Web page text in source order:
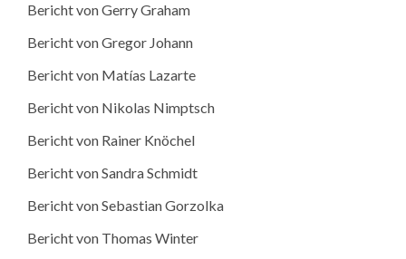
Bericht von Gerry Graham
Bericht von Gregor Johann
Bericht von Matías Lazarte
Bericht von Nikolas Nimptsch
Bericht von Rainer Knöchel
Bericht von Sandra Schmidt
Bericht von Sebastian Gorzolka
Bericht von Thomas Winter